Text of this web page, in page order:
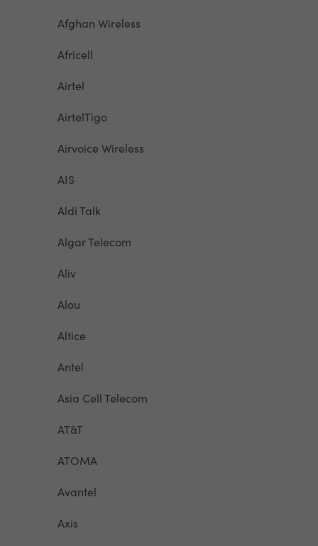
Afghan Wireless
Africell
Airtel
AirtelTigo
Airvoice Wireless
AIS
Aldi Talk
Algar Telecom
Aliv
Alou
Altice
Antel
Asia Cell Telecom
AT&T
ATOMA
Avantel
Axis